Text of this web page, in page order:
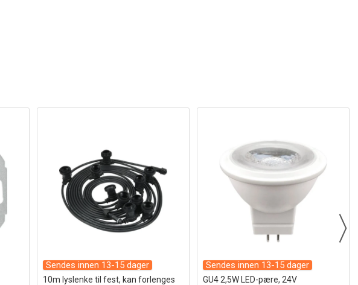
Sendes innen 13-15 dager
10m lyslenke til fest, kan forlenges
Sendes innen 13-15 dager
GU4 2,5W LED-pære, 24V